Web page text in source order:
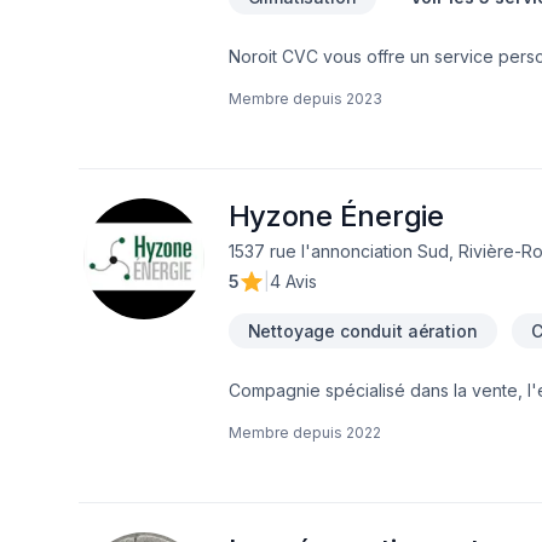
Noroit CVC vous offre un service
de climatisation, ventilation et
assister concernant les programmes
est d’être un compagnon pour vous
Membre depuis 2023
Hyzone Énergie
1537 rue l'annonciation Sud, Rivière-
5
4 Avis
Nettoyage conduit aération
Compagnie spécialisé dans la vente,
Membre depuis 2022